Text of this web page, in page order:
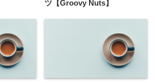
ツ【Groovy Nuts】